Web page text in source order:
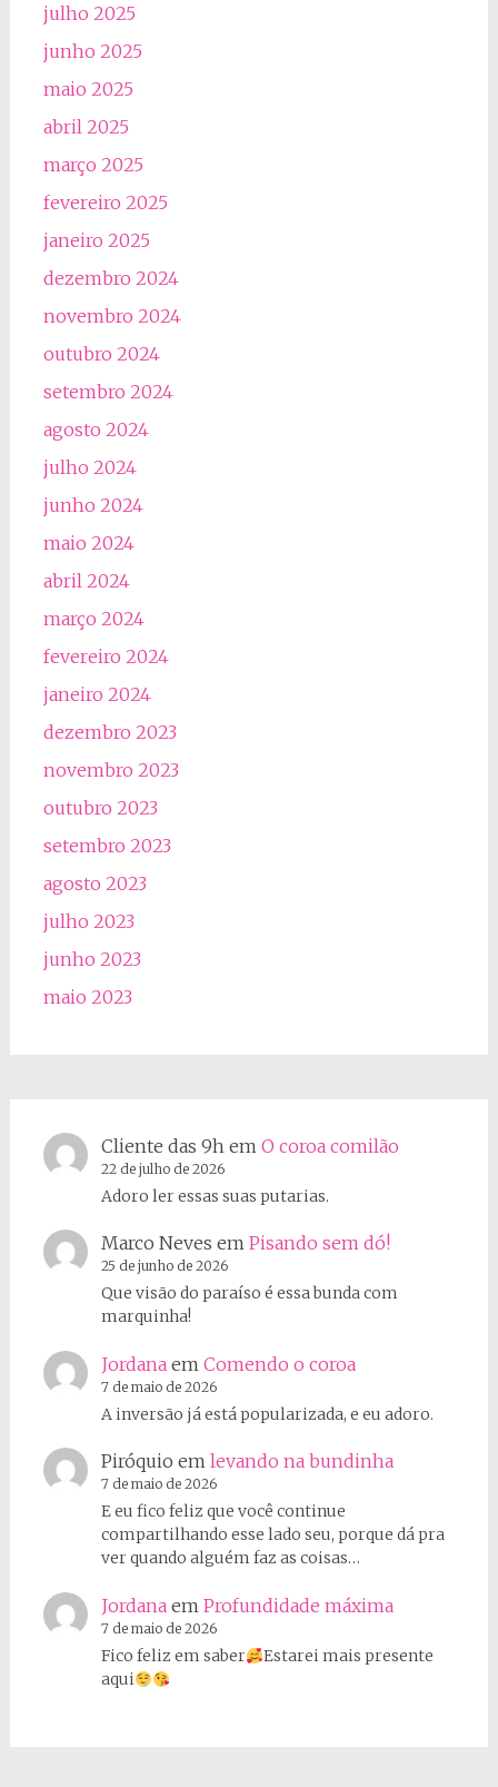
julho 2025
junho 2025
maio 2025
abril 2025
março 2025
fevereiro 2025
janeiro 2025
dezembro 2024
novembro 2024
outubro 2024
setembro 2024
agosto 2024
julho 2024
junho 2024
maio 2024
abril 2024
março 2024
fevereiro 2024
janeiro 2024
dezembro 2023
novembro 2023
outubro 2023
setembro 2023
agosto 2023
julho 2023
junho 2023
maio 2023
Cliente das 9h em O coroa comilão
22 de julho de 2026
Adoro ler essas suas putarias.
Marco Neves em Pisando sem dó!
25 de junho de 2026
Que visão do paraíso é essa bunda com
marquinha!
Jordanaem Comendo o coroa
7 de maio de 2026
A inversão já está popularizada, e eu adoro.
Piróquio em levando na bundinha
7 de maio de 2026
E eu fico feliz que você continue
compartilhando esse lado seu, porque dá pra
ver quando alguém faz as coisas…
Jordanaem Profundidade máxima
7 de maio de 2026
Fico feliz em saber
Estarei mais presente
aqui